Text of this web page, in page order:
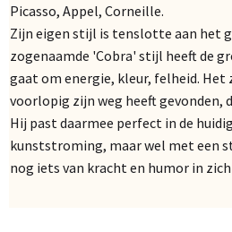
Picasso, Appel, Corneille.
Zijn eigen stijl is tenslotte aan het
zogenaamde 'Cobra' stijl heeft de
gaat om energie, kleur, felheid. Het
voorlopig zijn weg heeft gevonden,
Hij past daarmee perfect in de
kunststroming, maar wel met een
nog iets van kracht en humor in